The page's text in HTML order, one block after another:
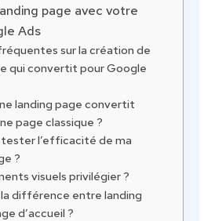
page avec votre
Ads
sur la création de
qui convertit pour Google
landing page convertit
page classique ?
l’efficacité de ma
?
visuels privilégier ?
différence entre landing
d’accueil ?